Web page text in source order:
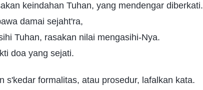
keindahan Tuhan, yang mendengar diberkati.
damai sejaht'ra,
Tuhan, rasakan nilai mengasihi-Nya.
doa yang sejati.
s'kedar formalitas, atau prosedur, lafalkan kata.